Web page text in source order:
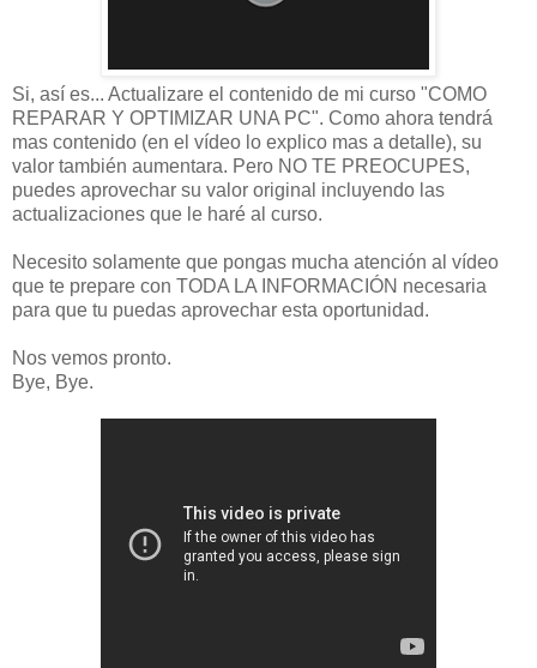
Si, así es... Actualizare el contenido de mi curso "COMO
REPARAR Y OPTIMIZAR UNA PC". Como ahora tendrá
mas contenido (en el vídeo lo explico mas a detalle), su
valor también aumentara. Pero NO TE PREOCUPES,
puedes aprovechar su valor original incluyendo las
actualizaciones que le haré al curso.
Necesito solamente que pongas mucha atención al vídeo
que te prepare con TODA LA INFORMACIÓN necesaria
para que tu puedas aprovechar esta oportunidad.
Nos vemos pronto.
Bye, Bye.